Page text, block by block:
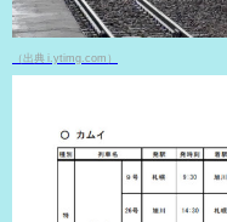
（出典 i.ytimg.com）